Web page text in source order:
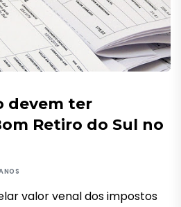
devem ter
Retiro do Sul no
valor venal dos impostos